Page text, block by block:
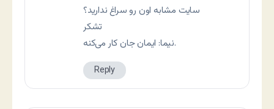
سایت مشابه اون رو سراغ ندارید؟
تشکر
نیما: ایمان جان کار می‌کنه.
Reply